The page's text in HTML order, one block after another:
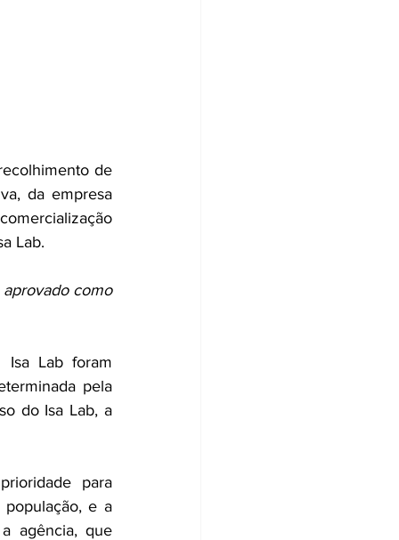
de
da empresa
Lab.
como
Isa Lab foram
pela
do Isa Lab, a
para
população, e a
agência, que